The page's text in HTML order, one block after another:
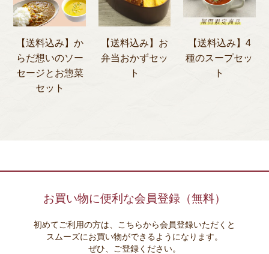
【送料込み】か
らだ想いのソー
セージとお惣菜
セット
【送料込み】お
弁当おかずセッ
ト
【送料込み】4
種のスープセッ
ト
お買い物に便利な会員登録（無料）
初めてご利用の方は、こちらから会員登録いただくと
スムーズにお買い物ができるようになります。
ぜひ、ご登録ください。